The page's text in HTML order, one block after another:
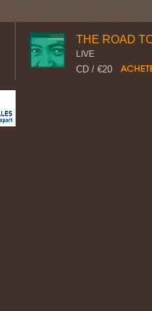
THE ROAD
LIVE
CD / €20